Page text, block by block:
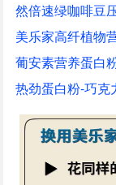
然倍速绿咖啡豆
美乐家高纤植物
葡安素营养蛋白
热劲蛋白粉-巧克